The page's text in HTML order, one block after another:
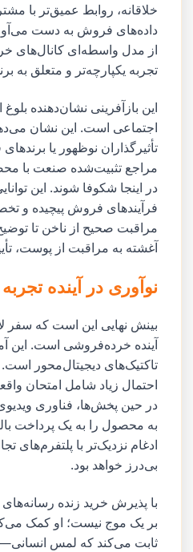
خلاقانه، روابط عمیق‌تر با
داده‌های فروش به دست
از مدل واسطه‌ای کانال‌های
تجربه یکپارچه‌تر و متعلق به
این بازآفرینی نشان‌دهنده
اجتماعی است. این نشان
تأثیرگذاران نوظهور یا
مراجع تثبیت‌شده صنعت با
در اینجا شکوفا شوند. این
فرآیندهای فروش پیچیده و
مراقبت صحیح از ناخن تا
آغشته به مراقبت از پوست،
نوآوری در آینده
بینش نهایی این است که سفر
آینده خرده‌فروشی است. این
تاکتیک‌های دیجیتال‌محور
احتمال زیاد شامل امتحان
در حین پخش‌ها، فناوری
به محصول را به یک پرداخت
ادغام نزدیک‌تر با پلتفرم‌های
بی‌درز خواهد بود.
با پذیرش خرید زنده رسانه‌های
بر یک موج نیست؛ او کمک
ثابت می‌کند که لمس